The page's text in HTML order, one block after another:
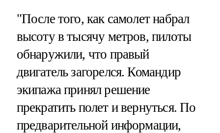
"После того, как самолет набрал
высоту в тысячу метров, пилоты
обнаружили, что правый
двигатель загорелся. Командир
экипажа принял решение
прекратить полет и вернуться. По
предварительной информации,